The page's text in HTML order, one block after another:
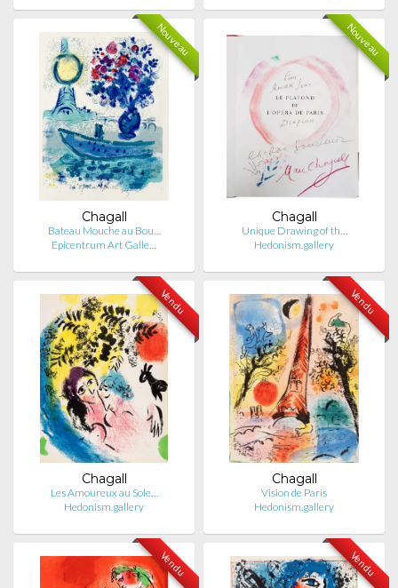
Nouveau
Chagall
Bateau Mouche au Bou…
Epicentrum Art Galle…
Nouveau
Chagall
Unique Drawing of th…
Hedonism.gallery
Vendu
Chagall
Les Amoureux au Sole…
Hedonism.gallery
Vendu
Chagall
Vision de Paris
Hedonism.gallery
Vendu Vendu